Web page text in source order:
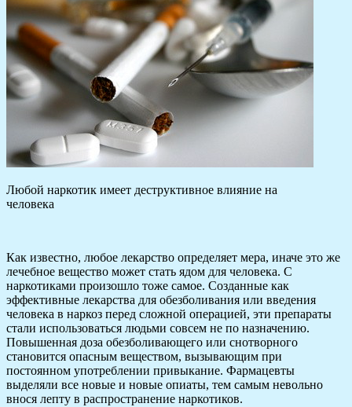
Любой наркотик имеет деструктивное влияние на
человека
Как известно, любое лекарство определяет мера, иначе это же
лечебное вещество может стать ядом для человека. С
наркотиками произошло тоже самое. Созданные как
эффективные лекарства для обезболивания или введения
человека в наркоз перед сложной операцией, эти препараты
стали использоваться людьми совсем не по назначению.
Повышенная доза обезболивающего или снотворного
становится опасным веществом, вызывающим при
постоянном употреблении привыкание. Фармацевты
выделяли все новые и новые опиаты, тем самым невольно
внося лепту в распространение наркотиков.